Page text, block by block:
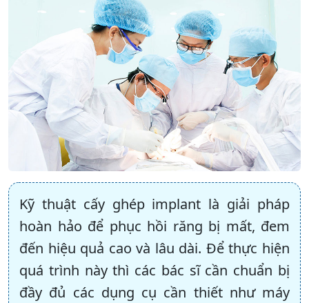
Kỹ thuật cấy ghép implant là giải pháp
hoàn hảo để phục hồi răng bị mất, đem
đến hiệu quả cao và lâu dài. Để thực hiện
quá trình này thì các bác sĩ cần chuẩn bị
đầy đủ các dụng cụ cần thiết như máy